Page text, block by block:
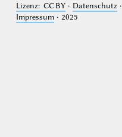
Lizenz: CC BY· Datenschutz·
Impressum· 2025